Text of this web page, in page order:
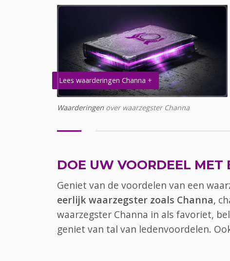
Lees waarderingen Channa +
Waarderingen over waarzegster Channa
DOE UW VOORDEEL MET
Geniet van de voordelen van een
eerlijk waarzegster zoals Channa,
waarzegster Channa in als favoriet,
geniet van tal van ledenvoordelen.